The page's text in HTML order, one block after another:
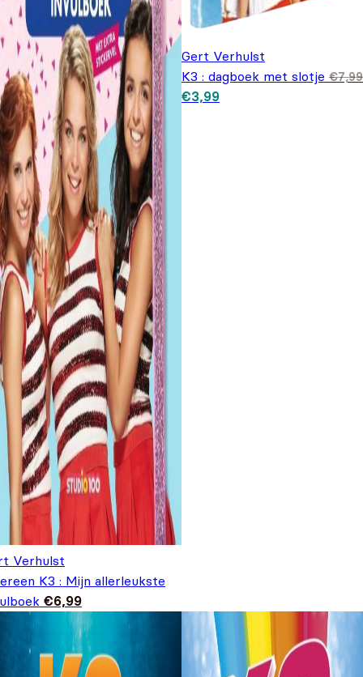
Verhulst
K3 : Mijn allerleukste
€6,99
Gert Verhulst
K3 : dagboek met slotje €7,99
Oorspronkelijke prijs was:
€7,99.
€3,99Huidige prijs is: €3,99.